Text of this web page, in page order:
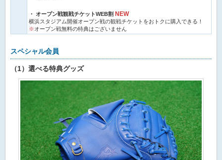
・ オープン戦観戦チケットWEB割 NEW
横浜スタジアム開催オープン戦の観戦チケットをおトクに購入できる！
オープン戦無料の特典はございません
スペシャル会員
（1）選べる特典グッズ